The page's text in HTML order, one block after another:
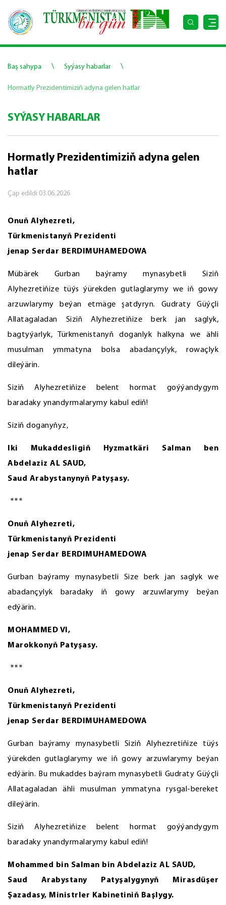
Baş sahypa \ Syýasy habarlar \
Hormatly Prezidentimiziň adyna gelen hatlar
SYÝASY HABARLAR
Hormatly Prezidentimiziň adyna gelen
hatlar
Çap edildi 03.06.2026
Onuň Alyhezreti,
Türkmenistanyň Prezidenti
jenap Serdar BERDIMUHAMEDOWA
Mübärek Gurban baýramy mynasybetli Siziň
Alyhezretiňize tüýs ýürekden gutlaglarymy we iň gowy
arzuwlarymy beýan etmäge şatdyryn. Gudraty Güýçli
Allatagaladan Siziň Alyhezretiňize berk jan saglyk,
bagtyýarlyk, Türkmenistanyň doganlyk halkyna we ähli
musulman ymmatyna bolsa abadançylyk, rowaçlyk
dileýärin.
Siziň Alyhezretiňize belent hormat goýýandygym
baradaky ynandyrmalarymy kabul ediň!
Siziň doganyňyz,
Iki Mukaddesligiň Hyzmatkäri Salman ben
Abdelaziz AL SAUD,
Saud Arabystanynyň Patyşasy.
***
Onuň Alyhezreti,
Türkmenistanyň Prezidenti
jenap Serdar BERDIMUHAMEDOWA
Gurban baýramy mynasybetli Size berk jan saglyk we
abadançylyk baradaky iň gowy arzuwlarymy beýan
edýärin.
MOHAMMED VI,
Marokkonyň Patyşasy.
***
Onuň Alyhezreti,
Türkmenistanyň Prezidenti
jenap Serdar BERDIMUHAMEDOWA
Gurban baýramy mynasybetli Siziň Alyhezretiňize tüýs
ýürekden gutlaglarymy we iň gowy arzuwlarymy beýan
edýärin. Bu mukaddes baýram mynasybetli Gudraty Güýçli
Allatagaladan ähli musulman ymmatyna rysgal-bereket
dileýärin.
Siziň Alyhezretiňize belent hormat goýýandygym
baradaky ynandyrmalarymy kabul ediň!
Mohammed bin Salman bin Abdelaziz AL SAUD,
Saud Arabystany Patyşalygynyň Mirasdüşer
Şazadasy, Ministrler Kabinetiniň Başlygy.